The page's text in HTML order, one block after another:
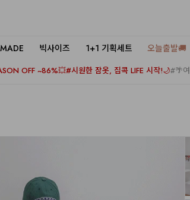
빅사이즈 1+1 기획세트 오늘출발🚚
OFF ~86%💥#시원한 잠옷, 집콕 LIFE 시작!🌙#🌴